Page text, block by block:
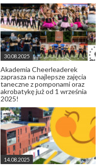
30.08.2025
Akademia Cheerleaderek
zaprasza na najlepsze zajęcia
taneczne z pomponami oraz
akrobatykę już od 1 września
2025!
14.08.2025